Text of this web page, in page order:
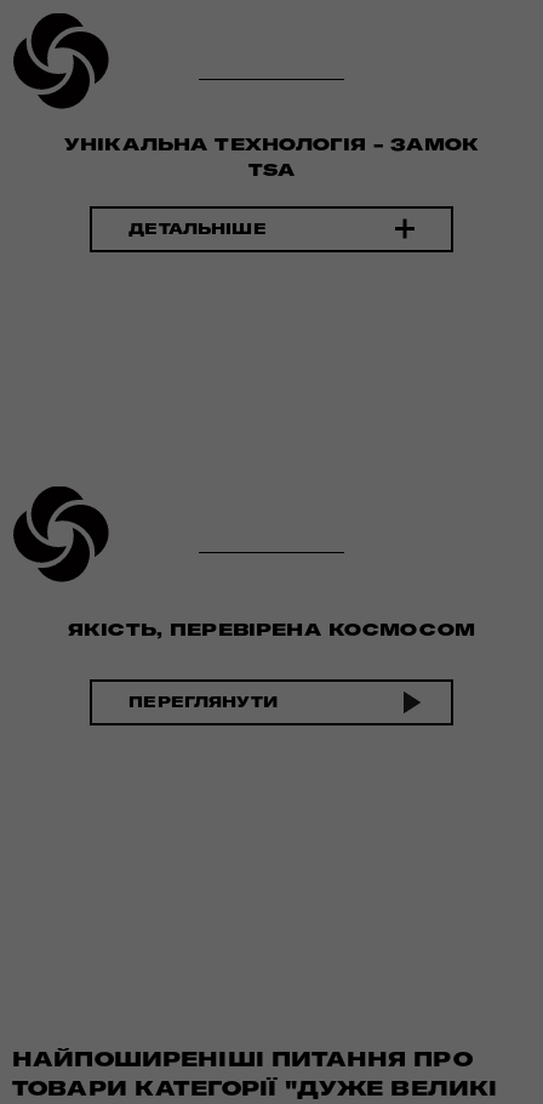
УНІКАЛЬНА ТЕХНОЛОГІЯ - ЗАМОК
TSA
ДЕТАЛЬНІШЕ
ЯКІСТЬ, ПЕРЕВІРЕНА КОСМОСОМ
ПЕРЕГЛЯНУТИ
НАЙПОШИРЕНІШІ ПИТАННЯ ПРО
ТОВАРИ КАТЕГОРІЇ "ДУЖЕ ВЕЛИКІ